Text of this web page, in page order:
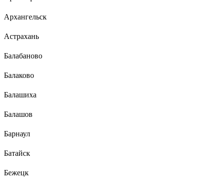
Архангельск
Астрахань
Балабаново
Балаково
Балашиха
Балашов
Барнаул
Батайск
Бежецк